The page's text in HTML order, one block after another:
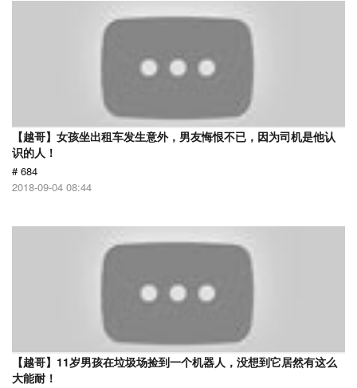
【越哥】女孩坐出租车发生意外，男友悔恨不已，因为司机是他认
识的人！
# 684
2018-09-04 08:44
【越哥】11岁男孩在垃圾场捡到一个机器人，没想到它居然有这么
大能耐！